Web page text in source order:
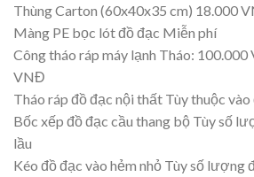
Thùng Carton (60x40x35 cm) 18.000
Màng PE bọc lót đồ đạc Miễn phí
Công tháo ráp máy lạnh Tháo:
VNĐ
Tháo ráp đồ đạc nội thất Tùy thuộc
Bốc xếp đồ đạc cầu thang bộ Tùy số
lầu
Kéo đồ đạc vào hẻm nhỏ Tùy số lượng